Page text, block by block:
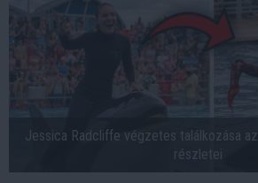
Jessica Radcliffe végzetes találkozása
részletei